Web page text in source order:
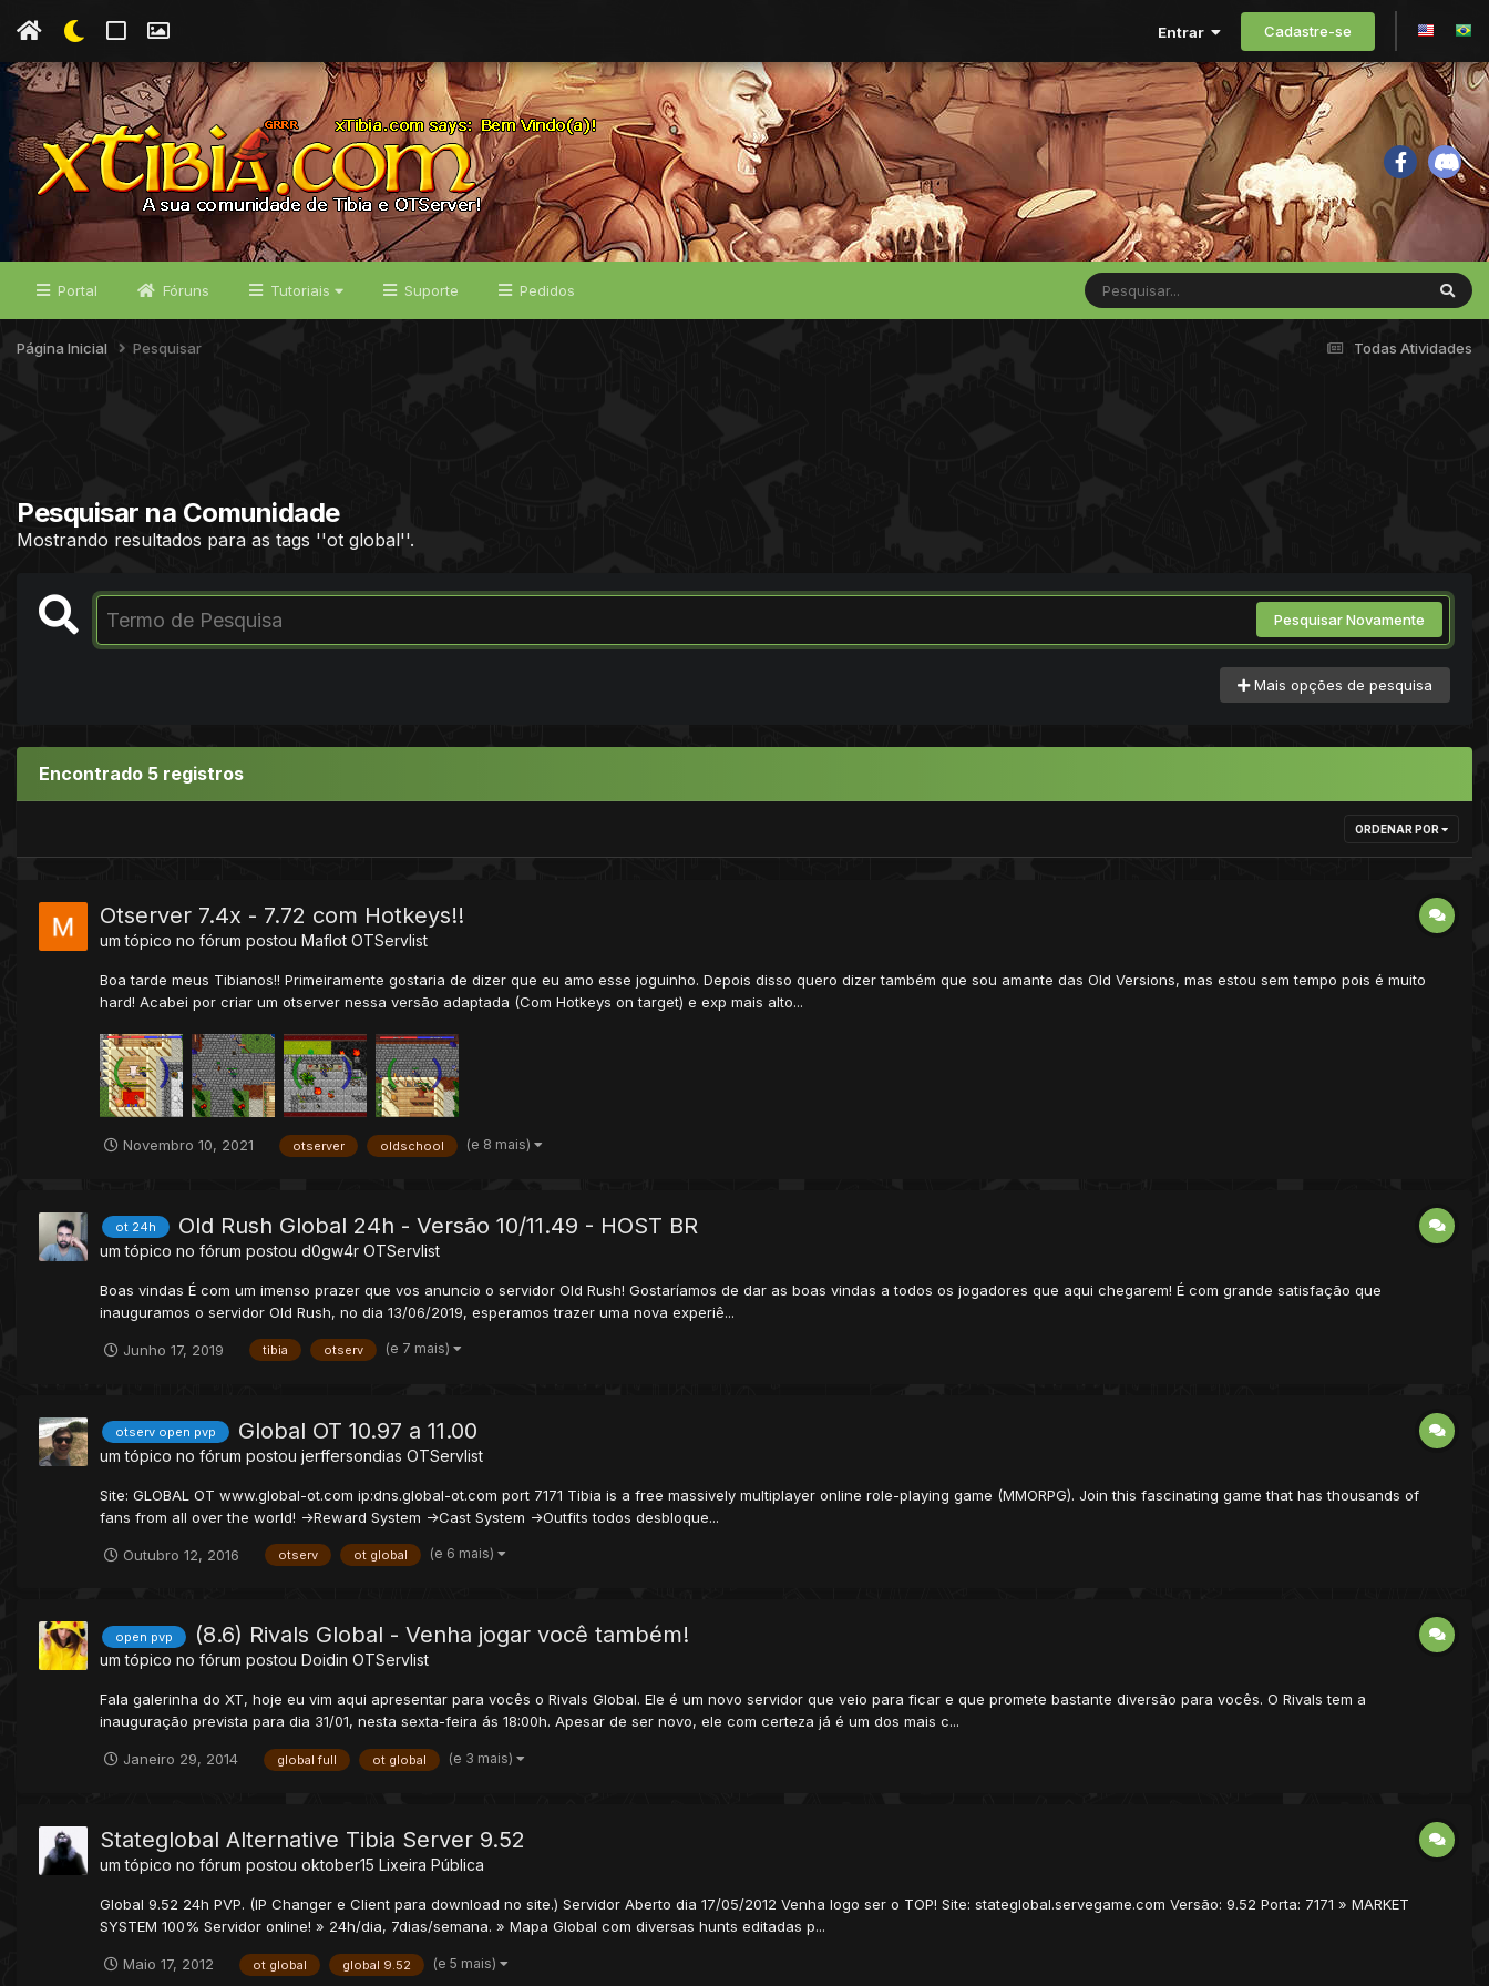
Entrar Cadastre-se
Portal Fóruns Tutoriais Suporte Pedidos
Todas Atividades
Página Inicial Pesquisar
Pesquisar na Comunidade
Mostrando resultados para as tags ''ot global''.
Pesquisar Novamente
Mais opções de pesquisa
Encontrado 5 registros
ORDENAR POR
Otserver 7.4x - 7.72 com Hotkeys!!
um tópico no fórum postou Maflot OTServlist
Boa tarde meus Tibianos!! Primeiramente gostaria de dizer que eu amo esse joguinho. Depois disso quero dizer também que sou amante das Old Versions, mas estou sem tempo pois é muito
hard! Acabei por criar um otserver nessa versão adaptada (Com Hotkeys on target) e exp mais alto...
Novembro 10, 2021 otserver oldschool (e 8 mais)
ot 24h Old Rush Global 24h - Versão 10/11.49 - HOST BR
um tópico no fórum postou d0gw4r OTServlist
Boas vindas É com um imenso prazer que vos anuncio o servidor Old Rush! Gostaríamos de dar as boas vindas a todos os jogadores que aqui chegarem! É com grande satisfação que
inauguramos o servidor Old Rush, no dia 13/06/2019, esperamos trazer uma nova experiê...
Junho 17, 2019 tibia otserv (e 7 mais)
otserv open pvp Global OT 10.97 a 11.00
um tópico no fórum postou jerffersondias OTServlist
Site: GLOBAL OT www.global-ot.com ip:dns.global-ot.com port 7171 Tibia is a free massively multiplayer online role-playing game (MMORPG). Join this fascinating game that has thousands of
fans from all over the world! ->Reward System ->Cast System ->Outfits todos desbloque...
Outubro 12, 2016 otserv ot global (e 6 mais)
open pvp (8.6) Rivals Global - Venha jogar você também!
um tópico no fórum postou Doidin OTServlist
Fala galerinha do XT, hoje eu vim aqui apresentar para vocês o Rivals Global. Ele é um novo servidor que veio para ficar e que promete bastante diversão para vocês. O Rivals tem a
inauguração prevista para dia 31/01, nesta sexta-feira ás 18:00h. Apesar de ser novo, ele com certeza já é um dos mais c...
Janeiro 29, 2014 global full ot global (e 3 mais)
Stateglobal Alternative Tibia Server 9.52
um tópico no fórum postou oktober15 Lixeira Pública
Global 9.52 24h PVP. (IP Changer e Client para download no site.) Servidor Aberto dia 17/05/2012 Venha logo ser o TOP! Site: stateglobal.servegame.com Versão: 9.52 Porta: 7171 » MARKET
SYSTEM 100% Servidor online! » 24h/dia, 7dias/semana. » Mapa Global com diversas hunts editadas p...
Maio 17, 2012 ot global global 9.52 (e 5 mais)